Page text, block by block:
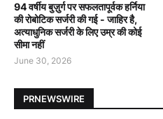
94 वर्षीय बुज़ुर्ग पर सफलतापूर्वक हर्निया
की रोबोटिक सर्जरी की गई - जाहिर है,
अत्याधुनिक सर्जरी के लिए उम्र की कोई
सीमा नहीं
June 30, 2026
PRNEWSWIRE